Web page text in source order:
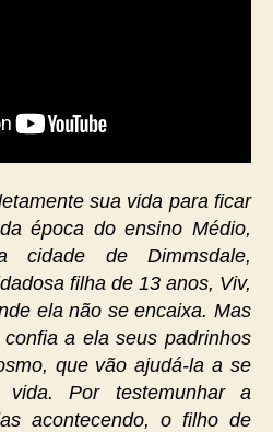
sua vida para ficar
época do ensino Médio,
cidade de Dimmsdale,
filha de 13 anos, Viv,
ela não se encaixa. Mas
a ela seus padrinhos
que vão ajudá-la a se
Por testemunhar a
acontecendo, o filho de